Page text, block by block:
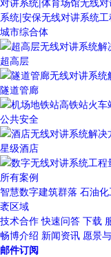
城市综合体
超高层
隧道管廊
公共安全
星级酒店
所有案例
智慧数字建筑群落 石油
袤区域
技术合作 快速问答 下载
畅博介绍 新闻资讯 愿景
邮件订阅